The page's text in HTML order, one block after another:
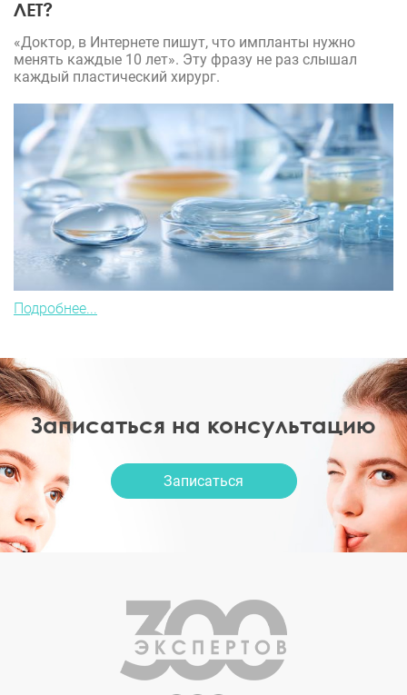
ЛЕТ?
«Доктор, в Интернете пишут, что импланты нужно
менять каждые 10 лет». Эту фразу не раз слышал
каждый пластический хирург.
Подробнее...
Записаться на консультацию
Записаться